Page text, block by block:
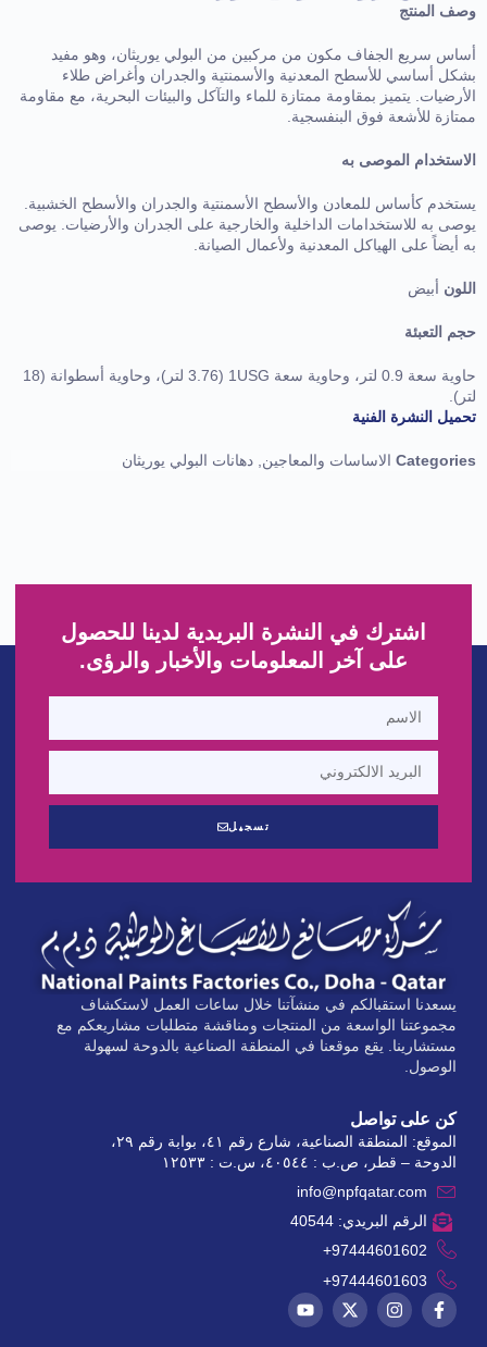
وصف المنتج
أساس سريع الجفاف مكون من مركبين من البولي يوريثان، وهو مفيد
بشكل أساسي للأسطح المعدنية والأسمنتية والجدران وأغراض طلاء
الأرضيات. يتميز بمقاومة ممتازة للماء والتآكل والبيئات البحرية، مع مقاومة
ممتازة للأشعة فوق البنفسجية.
الاستخدام الموصى به
يستخدم كأساس للمعادن والأسطح الأسمنتية والجدران والأسطح الخشبية.
يوصى به للاستخدامات الداخلية والخارجية على الجدران والأرضيات. يوصى
به أيضاً على الهياكل المعدنية ولأعمال الصيانة.
اللون أبيض
حجم التعبئة
حاوية سعة 0.9 لتر، وحاوية سعة 1USG (3.76 لتر)، وحاوية أسطوانة (18
لتر).
تحميل النشرة الفنية
Categories الاساسات والمعاجين دهانات البولي يوريثان
اشترك في النشرة البريدية لدينا للحصول
على آخر المعلومات والأخبار والرؤى.
تسجيل
يسعدنا استقبالكم في منشآتنا خلال ساعات العمل لاستكشاف
مجموعتنا الواسعة من المنتجات ومناقشة متطلبات مشاريعكم مع
مستشارينا. يقع موقعنا في المنطقة الصناعية بالدوحة لسهولة
الوصول.
كن على تواصل
الموقع: المنطقة الصناعية، شارع رقم ٤١، بوابة رقم ٢٩،
الدوحة – قطر، ص.ب : ٤٠٥٤٤، س.ت : ١٢٥٣٣
info@npfqatar.com
الرقم البريدي: 40544
97444601602+
97444601603+